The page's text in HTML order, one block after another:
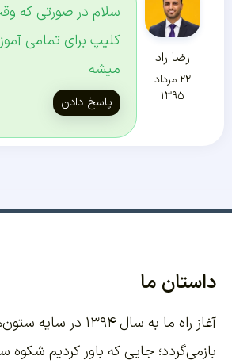
رضا راد
۲۲ مرداد
۱۳۹۵
سلام در صورتی که
کلیپ برای تمامی
میشه
پاسخ دادن
داستان ما
آغاز راه ما به سال
بازمی‌گردد؛ جایی که باور کردیم